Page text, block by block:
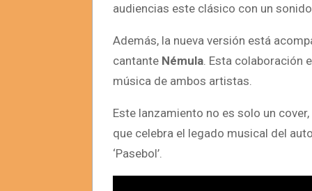
audiencias este clásico con un
Además, la nueva versión está
cantante Némula. Esta colaboración
música de ambos artistas.
Este lanzamiento no es solo un
que celebra el legado musical del
‘Pasebol’.